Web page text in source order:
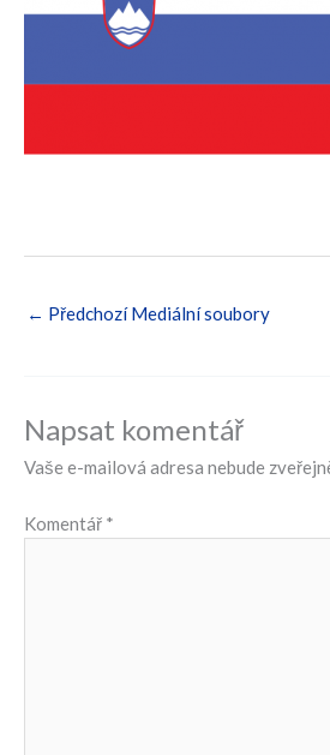
← Předchozí Mediální soubory
Napsat komentář
Vaše e-mailová adresa nebude
Komentář *